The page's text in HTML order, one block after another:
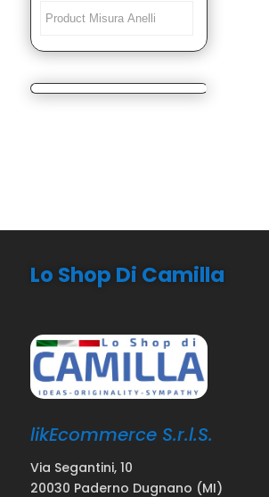
Lo Shop Di Camilla
likEcommerce S.r.l.S.
Via Segantini, 10
20030 Paderno Dugnano (MI)